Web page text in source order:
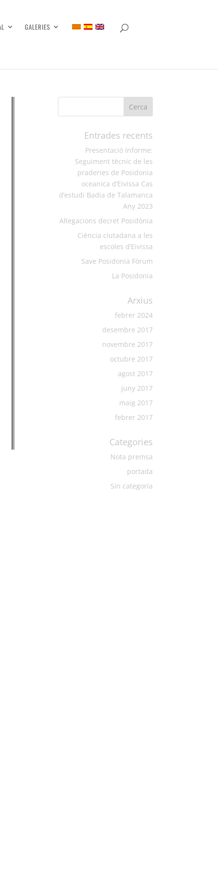
GALERIES
Entrades recents
Presentació Informe:
Seguiment tècnic de les
praderies de Posidonia
oceanica d’Eivissa Cas
d’estudi Badia de Talamanca
Any 2023
Al·legacions decret Posidònia
Ciència ciutadana a les
escoles d’Eivissa
Save Posidonia Fòrum
La Posidonia
Arxius
febrer 2024
desembre 2017
novembre 2017
octubre 2017
agost 2017
juny 2017
maig 2017
febrer 2017
Categories
Nota premsa
portada
Sin categoría